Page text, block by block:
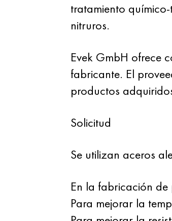
tratamiento
nitruros.
Evek GmbH ofrece
fabricante. El
productos
Solicitud
Se utilizan aceros
En la fabricación
Para mejorar la